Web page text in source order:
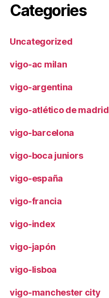
Categories
Uncategorized
vigo-ac milan
vigo-argentina
vigo-atlético de madrid
vigo-barcelona
vigo-boca juniors
vigo-españa
vigo-francia
vigo-index
vigo-japón
vigo-lisboa
vigo-manchester city